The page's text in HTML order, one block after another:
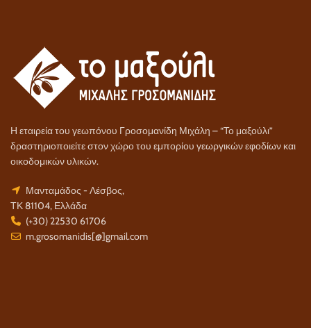
Η εταιρεία του γεωπόνου Γροσομανίδη Μιχάλη – “Το μαξούλι”
δραστηριοποιείτε στον χώρο του εμπορίου γεωργικών εφοδίων και
οικοδομικών υλικών.
Μανταμάδος - Λέσβος,
ΤΚ 81104, Ελλάδα
(+30) 22530 61706
m.grosomanidis[@]gmail.com